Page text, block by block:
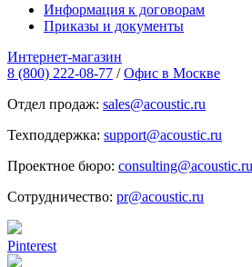
Информация к договорам
Приказы и документы
Интернет-магазин
8 (800) 222-08-77 / Офис в Москве
Отдел продаж: sales@acoustic.ru
Техподдержка: support@acoustic.ru
Проектное бюро: consulting@acoustic.ru
Сотрудничество: pr@acoustic.ru
Pinterest